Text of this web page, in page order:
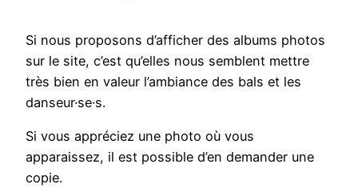
Si nous proposons d’afficher des albums photos
sur le site, c’est qu’elles nous semblent mettre
très bien en valeur l’ambiance des bals et les
danseur·se·s.
Si vous appréciez une photo où vous
apparaissez, il est possible d’en demander une
copie.